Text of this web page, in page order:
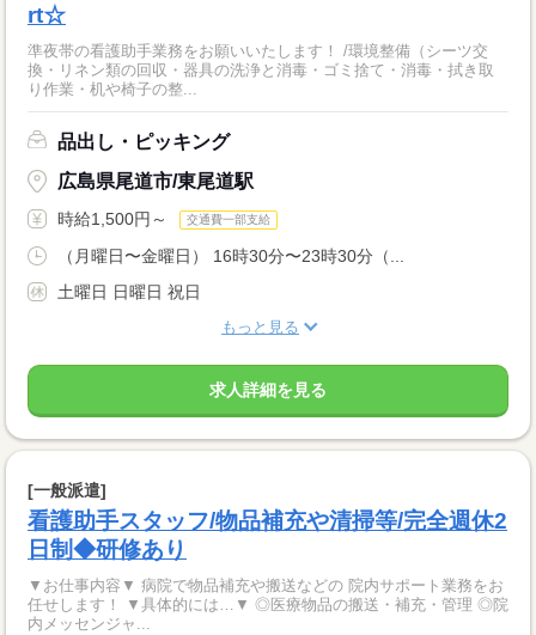
rt☆
準夜帯の看護助手業務をお願いいたします！ /環境整備（シーツ交
換・リネン類の回収・器具の洗浄と消毒・ゴミ捨て・消毒・拭き取
り作業・机や椅子の整...
品出し・ピッキング
広島県尾道市/東尾道駅
時給1,500円～ 交通費一部支給
（月曜日〜金曜日） 16時30分〜23時30分（...
土曜日 日曜日 祝日
もっと見る
求人詳細を見る
[一般派遣]
看護助手スタッフ/物品補充や清掃等/完全週休2
日制◆研修あり
▼お仕事内容▼ 病院で物品補充や搬送などの 院内サポート業務をお
任せします！ ▼具体的には…▼ ◎医療物品の搬送・補充・管理 ◎院
内メッセンジャ...